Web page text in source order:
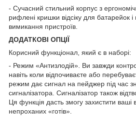
- Сучасний стильний корпус з
рифлені кришки відсіку для батарейок
вимикання пристроїв.
ДОДАТКОВІ ОПЦІЇ
Корисний функціонал, який є в наборі:
- Режим «Антизлодій». Ви завжди
навіть коли відпочиваєте або
режим дає сигнал на пейджер під час
сигналізатора. Сигналізатор також
Ця функція дасть змогу захистити ваші
непроханих «готів».